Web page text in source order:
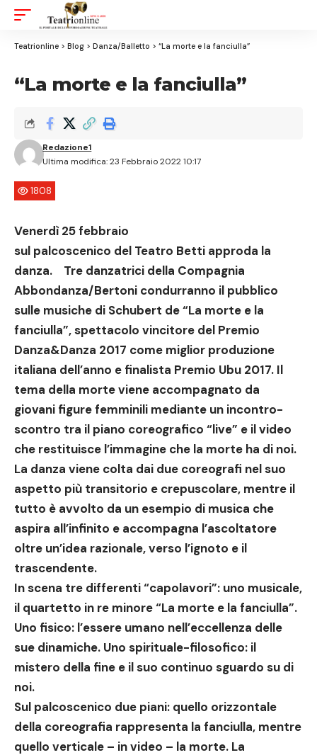
Teatrionline > Blog > Danza/Balletto > “La morte e la fanciulla”
“La morte e la fanciulla”
Ultima modifica: 23 Febbraio 2022 10:17
Redazione1
1808
Venerdì 25 febbraio
sul palcoscenico del Teatro Betti approda la
danza. Tre danzatrici della Compagnia
Abbondanza/Bertoni condurranno il pubblico
sulle musiche di Schubert de“La morte e la
fanciulla”, spettacolo vincitore del Premio
Danza&Danza 2017 come miglior produzione
italiana dell’anno e finalista Premio Ubu 2017. Il
tema della morte viene accompagnato da
giovani figure femminili mediante un incontro-
scontro tra il piano coreografico “live” e il video
che restituisce l’immagine che la morte ha di noi.
La danza viene colta dai due coreografi nel suo
aspetto più transitorio e crepuscolare, mentre il
tutto è avvolto da un esempio di musica che
aspira all’infinito e accompagna l’ascoltatore
oltre un’idea razionale, verso l’ignoto e il
trascendente.
In scena tre differenti “capolavori”: uno musicale,
il quartetto in re minore “La morte e la fanciulla”.
Uno fisico: l’essere umano nell’eccellenza delle
sue dinamiche. Uno spirituale-filosofico: il
mistero della fine e il suo continuo sguardo su di
noi.
Sul palcoscenico due piani: quello orizzontale
della coreografia rappresenta la fanciulla, mentre
quello verticale – in video – la morte. La